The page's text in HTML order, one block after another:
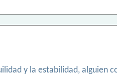
y la estabilidad, alguien